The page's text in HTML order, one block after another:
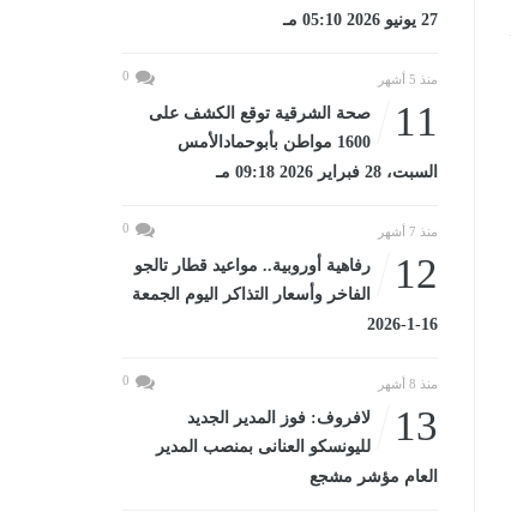
27 يونيو 2026 05:10 مـ
منذ 5 أشهر 0
11
صحة الشرقية توقع الكشف على
1600 مواطن بأبوحمادالأمس
السبت، 28 فبراير 2026 09:18 مـ
منذ 7 أشهر 0
12
رفاهية أوروبية.. مواعيد قطار تالجو
الفاخر وأسعار التذاكر اليوم الجمعة
16-1-2026
منذ 8 أشهر 0
13
لافروف: فوز المدير الجديد
لليونسكو العنانى بمنصب المدير
العام مؤشر مشجع